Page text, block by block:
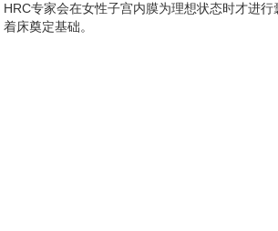
HRC专家会在女性子宫内膜为理想状态时才进行
着床奠定基础。